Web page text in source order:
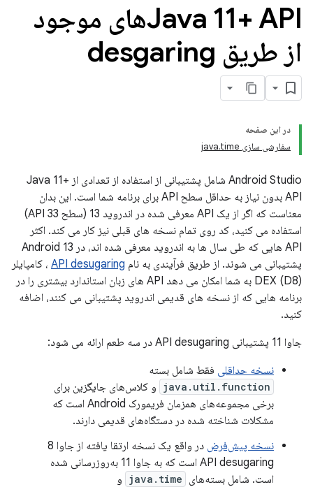
Java 11+ APIهای موجود
از طریق desgaring
در این صفحه
سفارشی سازی java.time
Android Studio شامل پشتیبانی از استفاده از تعدادی از Java 11+
API بدون نیاز به حداقل سطح API برای برنامه شما است. این بدان
معناست که اگر از یک API معرفی شده در اندروید 13 (سطح API 33)
استفاده می کنید، کد روی تمام نسخه های قبلی نیز کار می کند. اکثر
API هایی که طی سال ها به اندروید معرفی شده اند، در Android 13
پشتیبانی می شوند. از طریق فرآیندی به نام API desugaring ، کامپایلر
DEX (D8) به شما امکان می دهد API های زبان استاندارد بیشتری را در
برنامه هایی که از نسخه های قدیمی اندروید پشتیبانی می کنند، اضافه
کنید.
جاوا 11 پشتیبانی API desugaring در سه طعم ارائه می شود:
نسخه حداقلی فقط شامل بسته
java.util.function و کلاس‌های جایگزین برای
برخی مجموعه‌های همزمان فریمورک Android است که
مشکلات شناخته شده در دستگاه‌های قدیمی دارند.
نسخه پیش‌فرض
در واقع یک نسخه ارتقا یافته از جاوا 8
API desugaring است که به جاوا 11 به‌روزرسانی شده
است. شامل بسته‌های java.time و